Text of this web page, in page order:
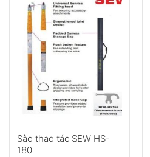
Sào thao tác SEW HS-
180